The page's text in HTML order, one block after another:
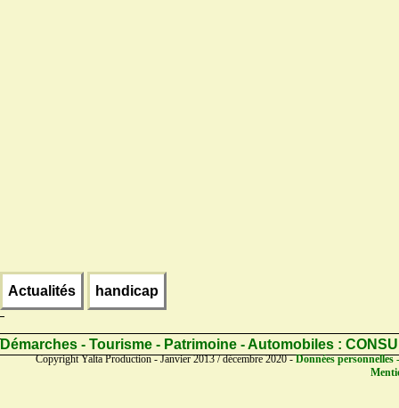
Actualités handicap
Démarches - Tourisme - Patrimoine - Automobiles :
Copyright Yalta Production - Janvier 2013 / décembre 2020 -Données personnelles